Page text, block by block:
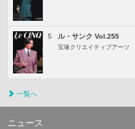
5 ル・サンク Vol.255
宝塚クリエイティブアーツ
一覧へ
ニュース